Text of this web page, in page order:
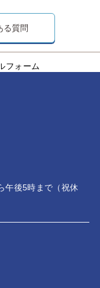
る質問
フォーム
午後5時まで（祝休